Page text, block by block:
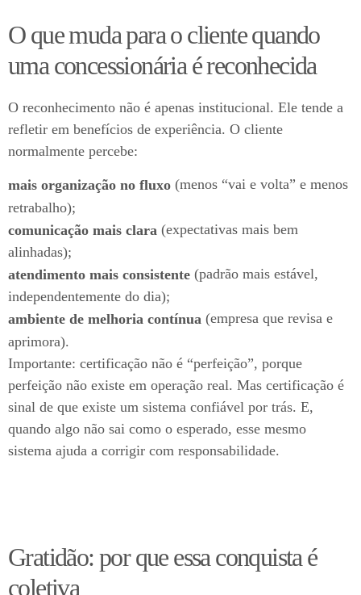
O que muda para o cliente quando
uma concessionária é reconhecida
O reconhecimento não é apenas institucional. Ele tende a
refletir em benefícios de experiência. O cliente
normalmente percebe:
mais organização no fluxo (menos “vai e volta” e menos
retrabalho);
comunicação mais clara (expectativas mais bem
alinhadas);
atendimento mais consistente (padrão mais estável,
independentemente do dia);
ambiente de melhoria contínua (empresa que revisa e
aprimora).
Importante: certificação não é “perfeição”, porque
perfeição não existe em operação real. Mas certificação é
sinal de que existe um sistema confiável por trás. E,
quando algo não sai como o esperado, esse mesmo
sistema ajuda a corrigir com responsabilidade.
Gratidão: por que essa conquista é
coletiva